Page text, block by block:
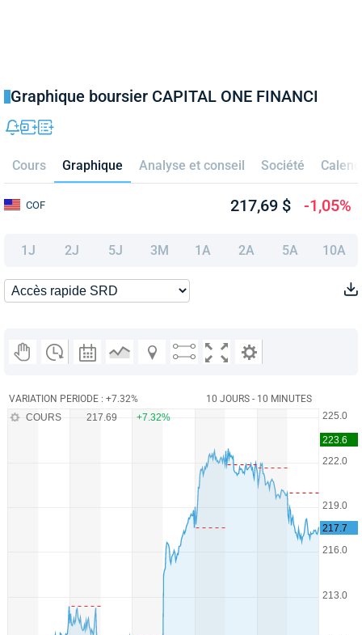
Graphique boursier CAPITAL ONE FINANCI
Cours Graphique Analyse et conseil Société
COF 217,69 $ -1,05%
1J 2J 5J 3M 1A 2A 5A 10A
VARIATION PERIODE : +7.32% 10 JOURS - 10 MINUTES
COURS 217.69 +7.32%